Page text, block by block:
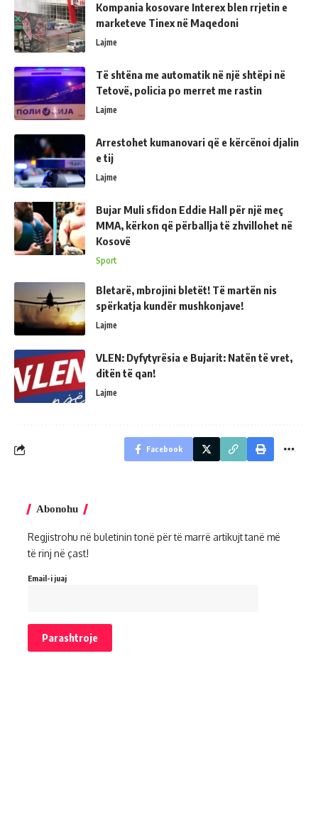
Kompania kosovare Interex blen rrjetin e
marketeve Tinex në Maqedoni
Lajme
Të shtëna me automatik në një shtëpi në
Tetovë, policia po merret me rastin
Lajme
Arrestohet kumanovari që e kërcënoi djalin
e tij
Lajme
Bujar Muli sfidon Eddie Hall për një meç
MMA, kërkon që përballja të zhvillohet në
Kosovë
Sport
Bletarë, mbrojini bletët! Të martën nis
spërkatja kundër mushkonjave!
Lajme
VLEN: Dyfytyrësia e Bujarit: Natën të vret,
ditën të qan!
Lajme
Facebook
Abonohu
Regjistrohu në buletinin tonë për të marrë artikujt tanë më
të rinj në çast!
Email-i juaj